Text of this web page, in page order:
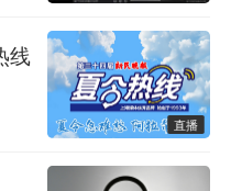
线
直播